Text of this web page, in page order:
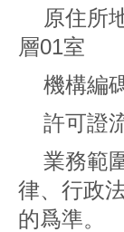
原住所
層01室
機構編
許可證
業務範
律、行政
的爲準。